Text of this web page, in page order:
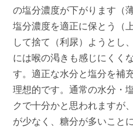
の塩分濃度が下がります（
塩分濃度を適正に保とう（
して捨て（利尿）ようとし
には喉の渇きも感じにくく
す。適正な水分と塩分を補
理想的です。通常の水分・
クで十分かと思われますが
が少なく、糖分が多いこと